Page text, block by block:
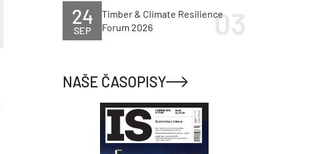
SEP
24
Timber & Climate Resilience
Forum 2026
NAŠE ČASOPISY